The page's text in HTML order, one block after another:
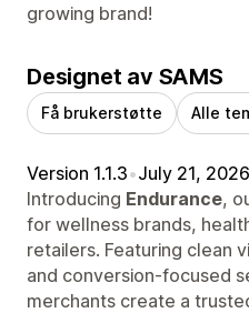
growing brand!
Designet av SAMS
Få brukerstøtte Alle
Version 1.1.3•July 21, 2026
Introducing Endurance,
for wellness brands,
retailers. Featuring clean
and conversion-focused
merchants create a